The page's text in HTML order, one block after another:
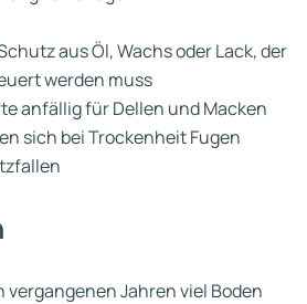
aus Öl, Wachs oder Lack, der
werden muss
anfällig für Dellen und Macken
sich bei Trockenheit Fugen
vergangenen Jahren viel Boden